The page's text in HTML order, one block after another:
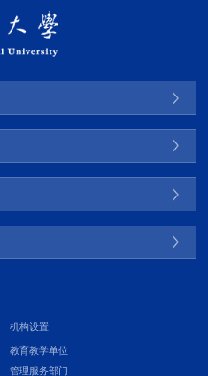
机构设置
教育教学单位
管理服务部门